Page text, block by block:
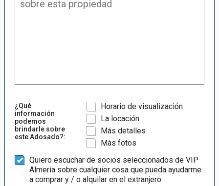
¿Qué
información
podemos
brindarle sobre
este Adosado?:
Horario de visualización
La locación
Más detalles
Más fotos
Quiero escuchar de socios seleccionados de VIP
Almería sobre cualquier cosa que pueda ayudarme
a comprar y / o alquilar en el extranjero